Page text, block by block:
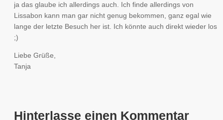
ja das glaube ich allerdings auch. Ich finde allerdings von
Lissabon kann man gar nicht genug bekommen, ganz egal wie
lange der letzte Besuch her ist. Ich könnte auch direkt wieder los
;)
Liebe Grüße,
Tanja
Hinterlasse einen Kommentar